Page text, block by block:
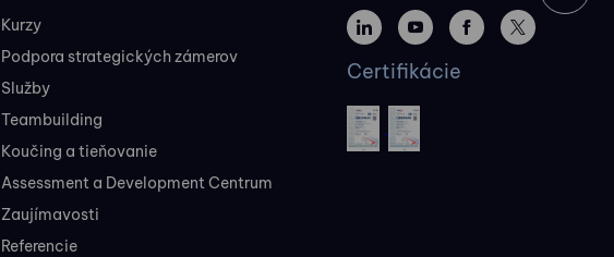
Kurzy
Podpora strategických zámerov
Služby
Teambuilding
Koučing a tieňovanie
Assessment a Development Centrum
Zaujímavosti
Referencie
Certifikácie